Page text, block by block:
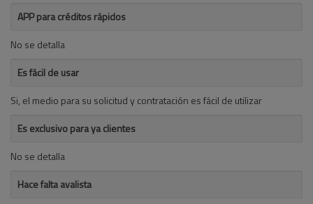
APP para créditos rápidos
No se detalla
Es fácil de usar
Si, el medio para su solicitud y contratación es fácil de utilizar
Es exclusivo para ya clientes
No se detalla
Hace falta avalista